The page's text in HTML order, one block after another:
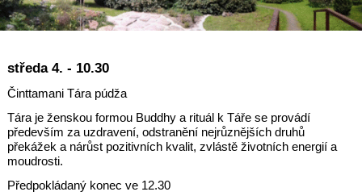
středa 4. - 10.30
Činttamani Tára púdža
Tára je ženskou formou Buddhy a rituál k Táře se provádí
především za uzdravení, odstranění nejrůznějších druhů
překážek a nárůst pozitivních kvalit, zvlástě životních energií a
moudrosti.
Předpokládaný konec ve 12.30